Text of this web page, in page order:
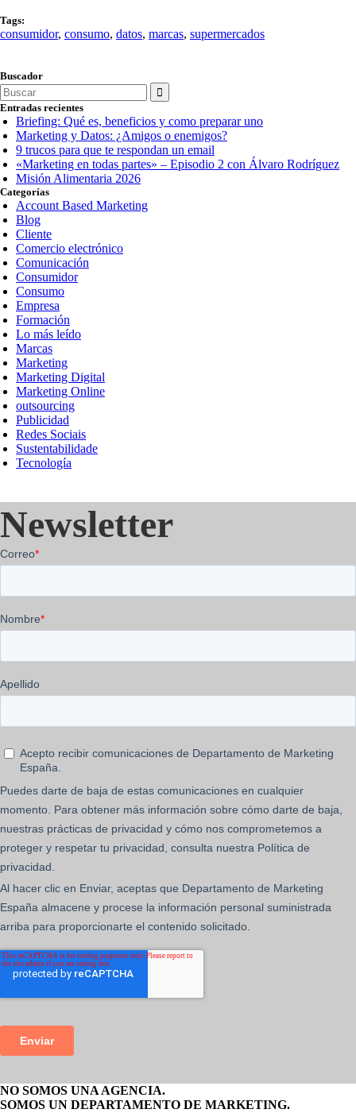
Tags:
consumidor, consumo, datos, marcas, supermercados
Buscador
Search
for:
Entradas recientes
Briefing: Qué es, beneficios y como preparar uno
Marketing y Datos: ¿Amigos o enemigos?
9 trucos para que te respondan un email
«Marketing en todas partes» – Episodio 2 con Álvaro Rodríguez
Misión Alimentaria 2026
Categorías
Account Based Marketing
Blog
Cliente
Comercio electrónico
Comunicación
Consumidor
Consumo
Empresa
Formación
Lo más leído
Marcas
Marketing
Marketing Digital
Marketing Online
outsourcing
Publicidad
Redes Sociais
Sustentabilidade
Tecnología
Newsletter
NO SOMOS UNA AGENCIA.
SOMOS UN DEPARTAMENTO DE MARKETING.